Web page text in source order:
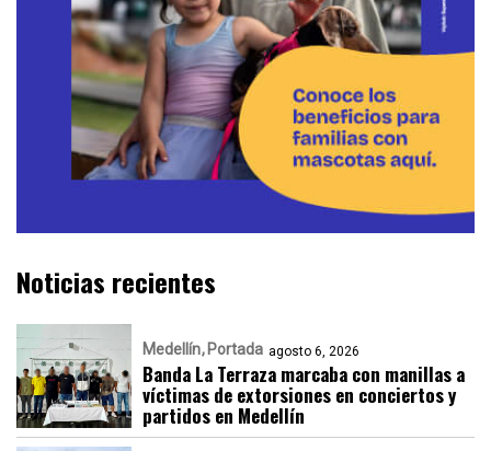
Noticias recientes
Medellín Portada agosto 6, 2026
Banda La Terraza marcaba con manillas a
víctimas de extorsiones en conciertos y
partidos en Medellín